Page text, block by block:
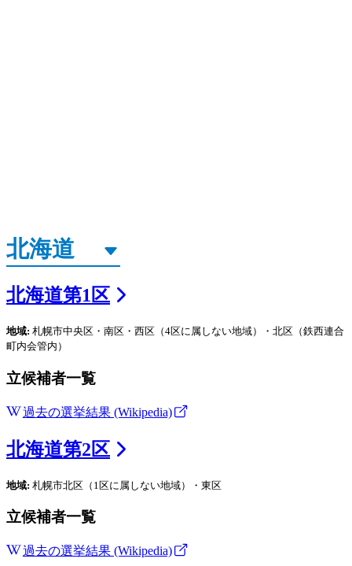
北海道第1区
地域: 札幌市中央区・南区・西区（4区に属しない地域）・北区（鉄西連合
町内会管内）
立候補者一覧
過去の選挙結果 (Wikipedia)
北海道第2区
地域: 札幌市北区（1区に属しない地域）・東区
立候補者一覧
過去の選挙結果 (Wikipedia)